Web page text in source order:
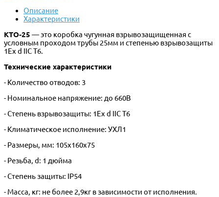
Описание
Характеристики
КТО-25 — это коробка чугунная взрывозащищенная с
условным проходом трубы 25мм и степенью взрывозащиты
1Ex d IIC T6.
Технические характеристики
- Количество отводов: 3
- Номинальное напряжение: до 660В
- Степень взрывозащиты: 1Ex d IIC T6
- Климатическое исполнение: УХЛ1
- Размеры, мм: 105х160х75
- Резьба, d: 1 дюйма
- Степень защиты: IP54
- Масса, кг: не более 2,9кг в зависимости от исполнения.